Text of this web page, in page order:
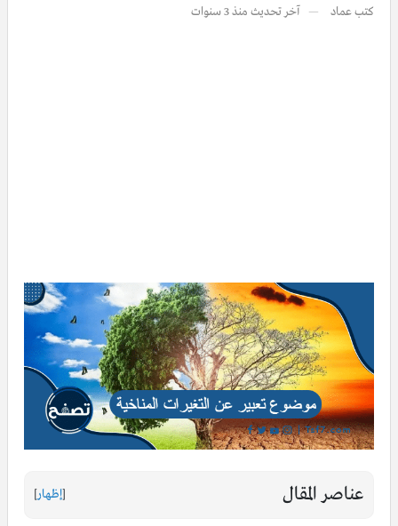
كتبعماد آخر تحديث منذ 3 سنوات
عناصر المقال [إظهار]